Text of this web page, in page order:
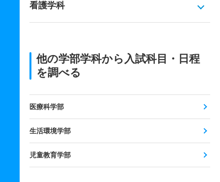
看護学科
他の学部学科から入試科目・日程
を調べる
医療科学部
生活環境学部
児童教育学部